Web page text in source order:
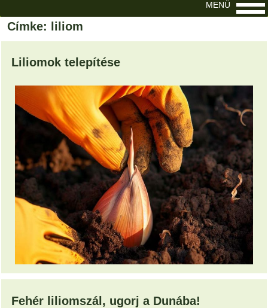
Címke: liliom
Liliomok telepítése
Fehér liliomszál, ugorj a Dunába!